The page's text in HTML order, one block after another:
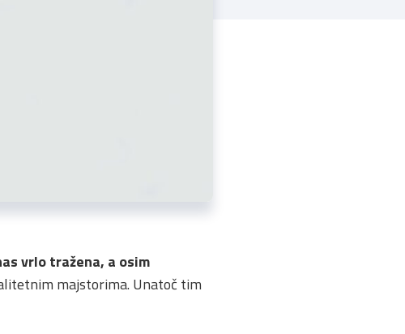
vrlo tražena, a osim
majstorima. Unatoč tim